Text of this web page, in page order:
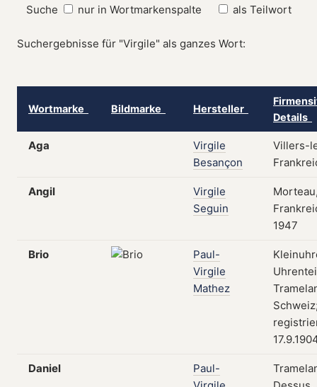
Suche nur in Wortmarkenspalte als Teilwort
Suchergebnisse für "Virgile" als ganzes Wort:
Wortmarke Bildmarke Hersteller
Details
Aga
Virgile
Besançon
Villers-
Angil
Virgile
Seguin
1947
Brio
Paul-
Virgile
Mathez
Daniel
Paul-